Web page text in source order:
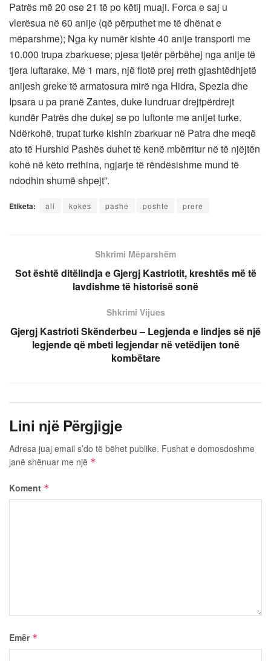
Patrës më 20 ose 21 të po këtij muaji. Forca e saj u
vlerësua në 60 anije (që përputhet me të dhënat e
mëparshme); Nga ky numër kishte 40 anije transporti me
10.000 trupa zbarkuese; pjesa tjetër përbëhej nga anije të
tjera luftarake. Më 1 mars, një flotë prej rreth gjashtëdhjetë
anijesh greke të armatosura mirë nga Hidra, Spezia dhe
Ipsara u pa pranë Zantes, duke lundruar drejtpërdrejt
kundër Patrës dhe dukej se po luftonte me anijet turke.
Ndërkohë, trupat turke kishin zbarkuar në Patra dhe meqë
ato të Hurshid Pashës duhet të kenë mbërritur në të njëjtën
kohë në këto rrethina, ngjarje të rëndësishme mund të
ndodhin shumë shpejt”.
Etiketa: ali kokes pashe poshte prere
Shkrimi Mëparshëm
Sot është ditëlindja e Gjergj Kastriotit, kreshtës më të
lavdishme të historisë sonë
Shkrimi Vijues
Gjergj Kastrioti Skënderbeu – Legjenda e lindjes së një
legjende që mbeti legjendar në vetëdijen tonë
kombëtare
Lini një Përgjigje
Adresa juaj email s’do të bëhet publike. Fushat e domosdoshme
janë shënuar me një *
Koment *
Emër *